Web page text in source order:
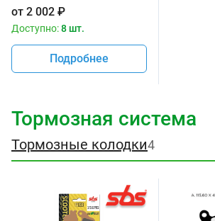
от 2 002 ₽
Доступно:8 шт.
Подробнее
Тормозная система
Тормозные колодки4